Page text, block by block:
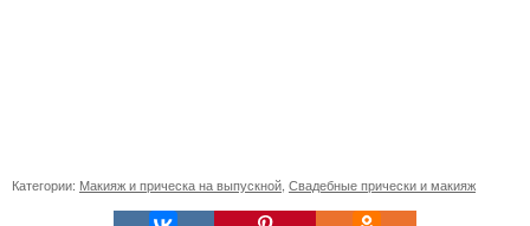
Категории: Макияж и прическа на выпускной Свадебные прически и макияж